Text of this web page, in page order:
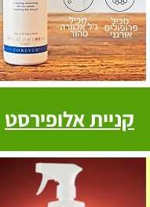
קניית אלופירסט